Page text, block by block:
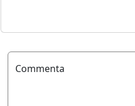
Commenta